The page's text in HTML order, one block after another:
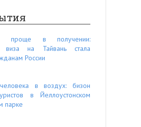
проще в получении:
виза на Тайвань стала
России
в воздух: бизон
в Йеллоустонском
парке